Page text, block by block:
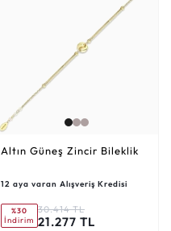
Altın Güneş Zincir Bileklik
12 aya varan Alışveriş Kredisi
%30
İndirim
30.414 TL
21.277 TL